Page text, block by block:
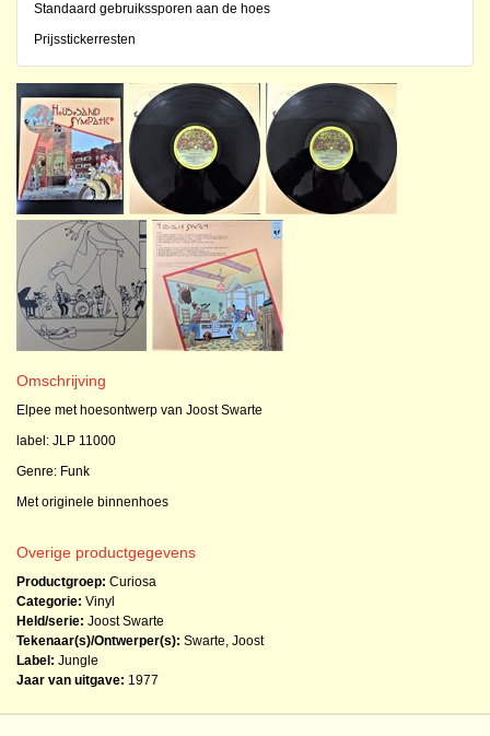
Standaard gebruikssporen aan de hoes
Prijsstickerresten
Omschrijving
Elpee met hoesontwerp van Joost Swarte
label: JLP 11000
Genre: Funk
Met originele binnenhoes
Overige productgegevens
Productgroep: Curiosa
Categorie: Vinyl
Held/serie: Joost Swarte
Tekenaar(s)/Ontwerper(s): Swarte, Joost
Label: Jungle
Jaar van uitgave: 1977